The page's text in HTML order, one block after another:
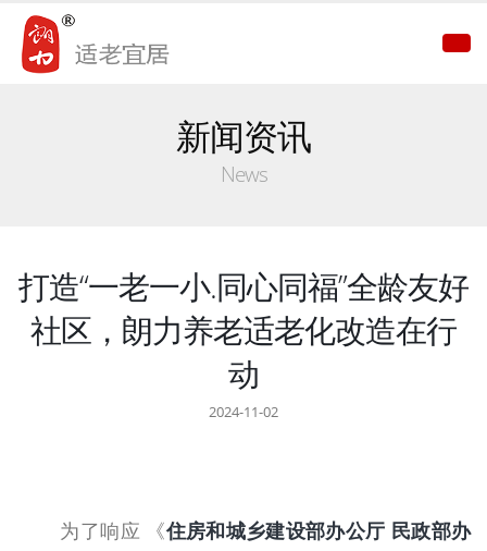
新闻资讯
News
打造“一老一小.同心同福”全龄友好
社区，朗力养老适老化改造在行
动
2024-11-02
为了响应 《住房和城乡建设部办公厅 民政部办